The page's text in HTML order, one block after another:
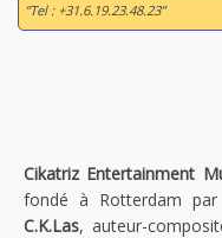
“Tel : +31.6.19.23.48.23”
Cikatriz Entertainment
fondé à Rotterdam
C.K.Las, auteur-